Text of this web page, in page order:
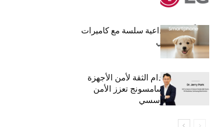
قريباً: تجربة إبداعية سلسة مع كاميرات
أجهزة جالاكسي
استراتيجية انعدام الثقة لأمن الأجهزة
المحمولة من سامسونج تعزز الأمن
السيبراني المؤسسي